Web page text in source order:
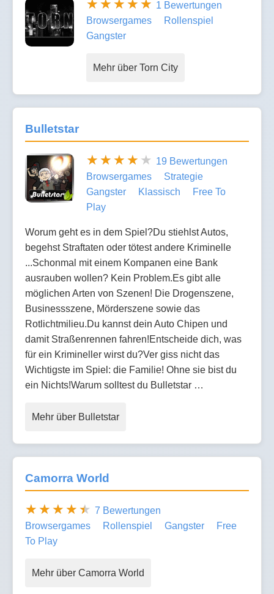
1 Bewertungen
Browsergames
Rollenspiel
Gangster
Mehr über Torn City
Bulletstar
19 Bewertungen
Browsergames
Strategie
Gangster
Klassisch
Free To
Play
Worum geht es in dem Spiel?Du stiehlst Autos,
begehst Straftaten oder tötest andere Kriminelle
...Schonmal mit einem Kompanen eine Bank
ausrauben wollen? Kein Problem.Es gibt alle
möglichen Arten von Szenen! Die Drogenszene,
Businessszene, Mörderszene sowie das
Rotlichtmilieu.Du kannst dein Auto Chipen und
damit Straßenrennen fahren!Entscheide dich, was
für ein Krimineller wirst du?Ver giss nicht das
Wichtigste im Spiel: die Familie! Ohne sie bist du
ein Nichts!Warum solltest du Bulletstar …
Mehr über Bulletstar
Camorra World
7 Bewertungen
Browsergames
Rollenspiel Gangster
Free
To Play
Mehr über Camorra World